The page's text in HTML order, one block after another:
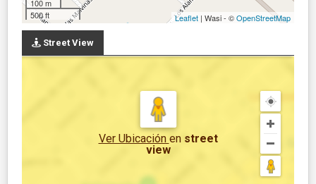
100 m
500 ft
Leaflet | Wasi - ©OpenStreetMap
Street View
Ver Ubicación en street
view